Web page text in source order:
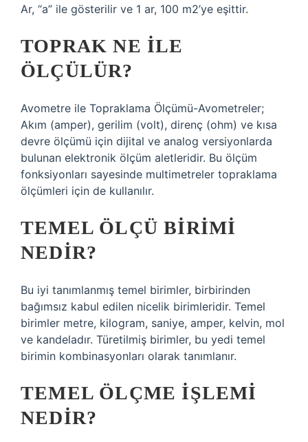
Ar, “a” ile gösterilir ve 1 ar, 100 m2’ye eşittir.
TOPRAK NE ILE
ÖLÇÜLÜR?
Avometre ile Topraklama Ölçümü-Avometreler;
Akım (amper), gerilim (volt), direnç (ohm) ve kısa
devre ölçümü için dijital ve analog versiyonlarda
bulunan elektronik ölçüm aletleridir. Bu ölçüm
fonksiyonları sayesinde multimetreler topraklama
ölçümleri için de kullanılır.
TEMEL ÖLÇÜ BIRIMI
NEDIR?
Bu iyi tanımlanmış temel birimler, birbirinden
bağımsız kabul edilen nicelik birimleridir. Temel
birimler metre, kilogram, saniye, amper, kelvin, mol
ve kandeladır. Türetilmiş birimler, bu yedi temel
birimin kombinasyonları olarak tanımlanır.
TEMEL ÖLÇME IŞLEMI
NEDIR?